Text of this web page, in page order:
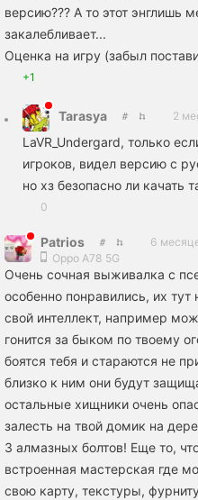
версию??? А то этот энглишь
закалебливает...
Оценка на игру (забыл
+1
Tarasya 2
LaVR_Undergard, только
игроков, видел версию с
но хз безопасно ли качать
0
Patrios
6
Oppo A78 5G
Очень сочная выживалка с
особенно понравились, их
свой интеллект, например
гонится за быком по твоему
боятся тебя и стараются не
близко к ним они будут
остальные хищники очень
залесть на твой домик на
3 алмазных болтов! Еще то,
встроенная мастерская где
свою карту, текстуры,